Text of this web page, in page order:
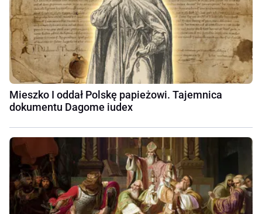
Mieszko I oddał Polskę papieżowi. Tajemnica
dokumentu Dagome iudex